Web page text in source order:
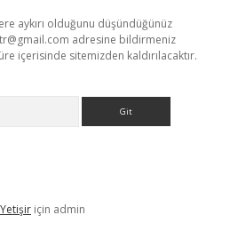
aykırı olduğunu düşündüğünüz
adresine bildirmeniz
içerisinde sitemizden kaldırılacaktır.
için admin